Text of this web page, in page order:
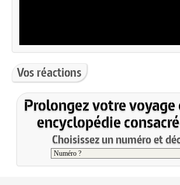
Vos réactions
Prolongez votre
encyclopédie
Choisissez un numéro et